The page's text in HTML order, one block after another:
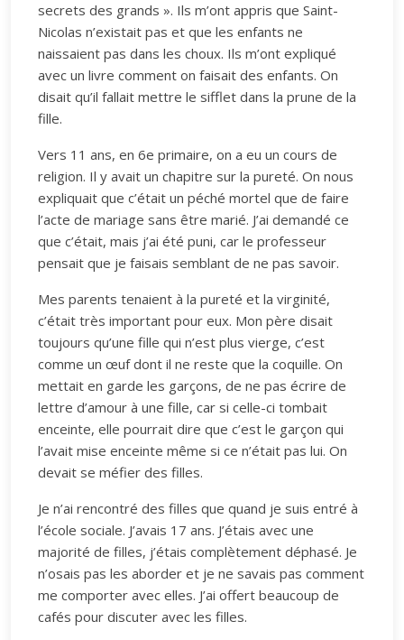
secrets des grands ». Ils m’ont appris que Saint-
Nicolas n’existait pas et que les enfants ne
naissaient pas dans les choux. Ils m’ont expliqué
avec un livre comment on faisait des enfants. On
disait qu’il fallait mettre le sifflet dans la prune de la
fille.
Vers 11 ans, en 6e primaire, on a eu un cours de
religion. Il y avait un chapitre sur la pureté. On nous
expliquait que c’était un péché mortel que de faire
l’acte de mariage sans être marié. J’ai demandé ce
que c’était, mais j’ai été puni, car le professeur
pensait que je faisais semblant de ne pas savoir.
Mes parents tenaient à la pureté et la virginité,
c’était très important pour eux. Mon père disait
toujours qu’une fille qui n’est plus vierge, c’est
comme un œuf dont il ne reste que la coquille. On
mettait en garde les garçons, de ne pas écrire de
lettre d’amour à une fille, car si celle-ci tombait
enceinte, elle pourrait dire que c’est le garçon qui
l’avait mise enceinte même si ce n’était pas lui. On
devait se méfier des filles.
Je n’ai rencontré des filles que quand je suis entré à
l’école sociale. J’avais 17 ans. J’étais avec une
majorité de filles, j’étais complètement déphasé. Je
n’osais pas les aborder et je ne savais pas comment
me comporter avec elles. J’ai offert beaucoup de
cafés pour discuter avec les filles.